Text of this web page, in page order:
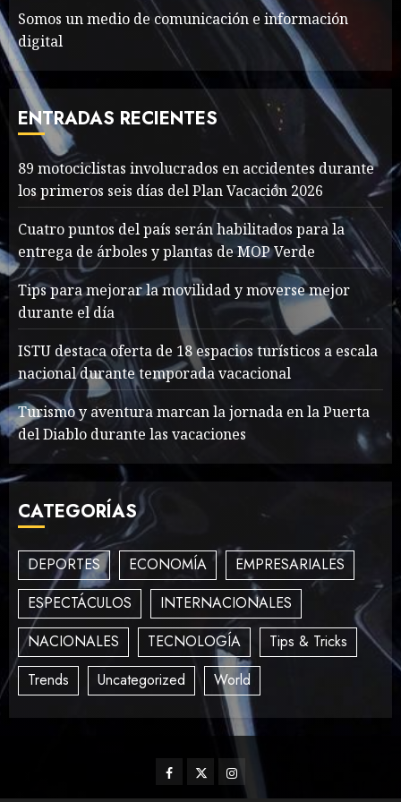
7
The full story of
Thailand’s extraordinary
cave rescue
MAYO 14, 2024 1003
1
89 motociclistas
involucrados en
accidentes durante los
primeros seis días del Plan
Vacación 2026
AGOSTO 7, 2026 36
2
Searching for the
forgotten heroes of World
War Two
MAYO 14, 2024 860
3
Sex Talk? Its About Weight
4
How To Write Award
Winning Blog Headlines
MAYO 14, 2024
How Many of These Italian
Foods Have You Tried?
Somos un medio de comunicación e información
digital
ENTRADAS RECIENTES
89 motociclistas involucrados en accidentes durante
los primeros seis días del Plan Vacación 2026
Cuatro puntos del país serán habilitados para la
entrega de árboles y plantas de MOP Verde
Tips para mejorar la movilidad y moverse mejor
durante el día
ISTU destaca oferta de 18 espacios turísticos a escala
nacional durante temporada vacacional
Turismo y aventura marcan la jornada en la Puerta
del Diablo durante las vacaciones
CATEGORÍAS
DEPORTES ECONOMÍA
EMPRESARIALES
ESPECTÁCULOS
INTERNACIONALES
NACIONALES
TECNOLOGÍA
Tips & Tricks
Trends
Uncategorized World
Facebook
TwitterInstagram